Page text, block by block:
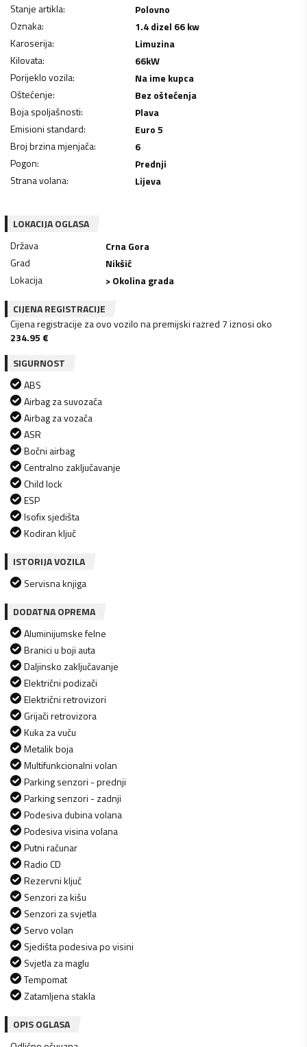
Stanje artikla:
Polovno
Oznaka:
1.4 dizel 66 kw
Karoserija:
Limuzina
Kilovata: 66kW
Porijeklo vozila:
Na ime kupca
Oštećenje:
Bez oštećenja
Boja spoljašnosti:
Plava
Emisioni standard:
Euro 5
Broj brzina mjenjača:
6
Pogon:
Prednji
Strana volana: Lijeva
LOKACIJA OGLASA
Država
Crna Gora
Grad
Nikšić
Lokacija
> Okolina grada
CIJENA REGISTRACIJE
Cijena registracije za ovo vozilo na premijski razred 7 iznosi oko
234.95 €
SIGURNOST
ABS
Airbag za suvozača
Airbag za vozača
ASR
Bočni airbag
Centralno zaključavanje
Child lock
ESP
Isofix sjedišta
Kodiran ključ
ISTORIJA VOZILA
Servisna knjiga
DODATNA OPREMA
Aluminijumske felne
Branici u boji auta
Daljinsko zaključavanje
Električni podizači
Električni retrovizori
Grijači retrovizora
Kuka za vuču
Metalik boja
Multifunkcionalni volan
Parking senzori - prednji
Parking senzori - zadnji
Podesiva dubina volana
Podesiva visina volana
Putni računar
Radio CD
Rezervni ključ
Senzori za kišu
Senzori za svjetla
Servo volan
Sjedišta podesiva po visini
Svjetla za maglu
Tempomat
Zatamljena stakla
OPIS OGLASA